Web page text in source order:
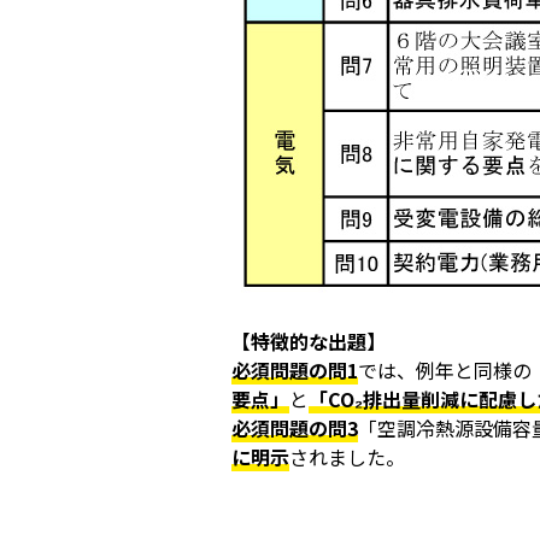
【特徴的な出題】
必須問題の問1では、例年と同様
要点」と「CO₂排出量削減に配慮
必須問題の問3 「空調冷熱源設備
に明示されました。